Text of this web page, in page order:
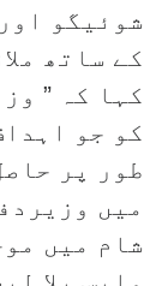
شوئیگو
کے ساتھ
کہا کہ ”
کو جو
طور پر
میں
شام میں